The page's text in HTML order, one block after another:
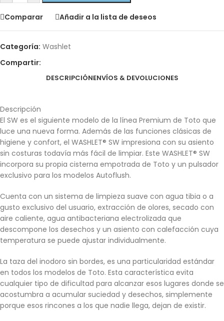
Comparar Añadir a la lista de deseos
Categoría: Washlet
Compartir:
DESCRIPCIÓNENVÍOS & DEVOLUCIONES
Descripción
El SW es ​​el siguiente modelo de la línea Premium de Toto que
luce una nueva forma. Además de las funciones clásicas de
higiene y confort, el WASHLET® SW impresiona con su asiento
sin costuras todavía más fácil de limpiar. Este WASHLET® SW
incorpora su propia cisterna empotrada de Toto y un pulsador
exclusivo para los modelos Autoflush.
Cuenta con un sistema de limpieza suave con agua tibia o a
gusto exclusivo del usuario, extracción de olores, secado con
aire caliente, agua antibacteriana electrolizada que
descompone los desechos y un asiento con calefacción cuya
temperatura se puede ajustar individualmente.
La taza del inodoro sin bordes, es una particularidad estándar
en todos los modelos de Toto. Esta característica evita
cualquier tipo de dificultad para alcanzar esos lugares donde se
acostumbra a acumular suciedad y desechos, simplemente
porque esos rincones a los que nadie llega, dejan de existir.